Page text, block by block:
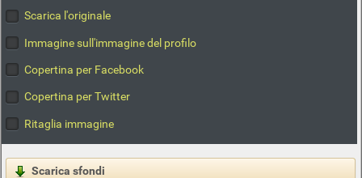
Scarica l'originale
Immagine sull'immagine del profilo
Copertina per Facebook
Copertina per Twitter
Ritaglia immagine
Scarica sfondi